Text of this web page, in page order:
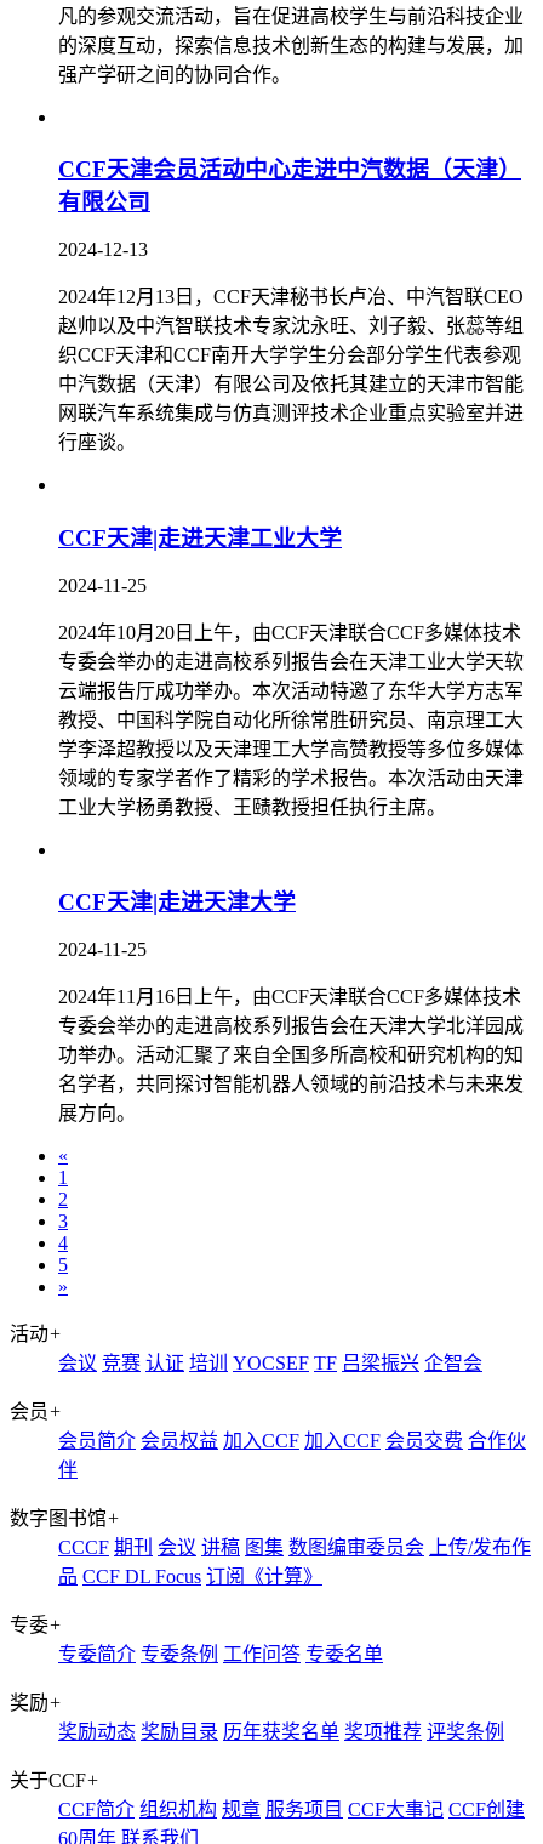
凡的参观交流活动，旨在促进高校学生与前沿科技企业
的深度互动，探索信息技术创新生态的构建与发展，加
强产学研之间的协同合作。
CCF天津会员活动中心走进中汽数据（天津）
有限公司
2024-12-13
2024年12月13日，CCF天津秘书长卢冶、中汽智联CEO
赵帅以及中汽智联技术专家沈永旺、刘子毅、张蕊等组
织CCF天津和CCF南开大学学生分会部分学生代表参观
中汽数据（天津）有限公司及依托其建立的天津市智能
网联汽车系统集成与仿真测评技术企业重点实验室并进
行座谈。
CCF天津|走进天津工业大学
2024-11-25
2024年10月20日上午，由CCF天津联合CCF多媒体技术
专委会举办的走进高校系列报告会在天津工业大学天软
云端报告厅成功举办。本次活动特邀了东华大学方志军
教授、中国科学院自动化所徐常胜研究员、南京理工大
学李泽超教授以及天津理工大学高赞教授等多位多媒体
领域的专家学者作了精彩的学术报告。本次活动由天津
工业大学杨勇教授、王赜教授担任执行主席。
CCF天津|走进天津大学
2024-11-25
2024年11月16日上午，由CCF天津联合CCF多媒体技术
专委会举办的走进高校系列报告会在天津大学北洋园成
功举办。活动汇聚了来自全国多所高校和研究机构的知
名学者，共同探讨智能机器人领域的前沿技术与未来发
展方向。
«
1
2
3
4
5
»
活动+
会议 竞赛 认证 培训 YOCSEF TF 吕梁振兴 企智会
会员+
会员简介 会员权益 加入CCF 加入CCF 会员交费 合作伙
伴
数字图书馆+
CCCF 期刊 会议 讲稿 图集 数图编审委员会
上传/发布作
品 CCF DL Focus 订阅《计算》
专委+
专委简介 专委条例 工作问答 专委名单
奖励+
奖励动态 奖励目录 历年获奖名单 奖项推荐 评奖条例
关于CCF+
CCF简介 组织机构 规章 服务项目 CCF大事记 CCF创建
60周年 联系我们